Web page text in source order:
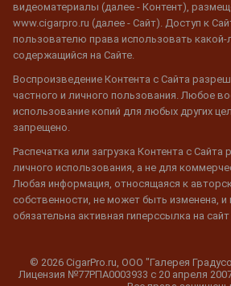
видеоматериалы (далее - Контент),
www.cigarpro.ru (далее - Сайт). Доступ к
пользователю права использовать какой-
содержащийся на Сайте.
Воспроизведение Контента с Сайта
частного и личного пользования. Любое
использование копий для любых других
запрещено.
Распечатка или загрузка Контента с
личного использования, а не для
Любая информация, относящаяся к
собственности, не может быть изменена, и
обязательна активная гиперссылка на
© 2026 CigarPro.ru, ООО "Галерея
Лицензия №77РПА0003933 c 20 апреля